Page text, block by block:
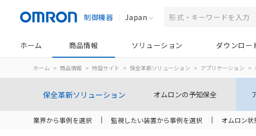
制御機器 Japan
ホーム 商品情報 ソリューション ダウンロー
ホーム 商品情報 特設サイト 保全革新ソリューション アプリケーション
保全革新ソリューション オムロンの予知保全
業界から事例を選択 監視したい装置から事例を選択 オムロン